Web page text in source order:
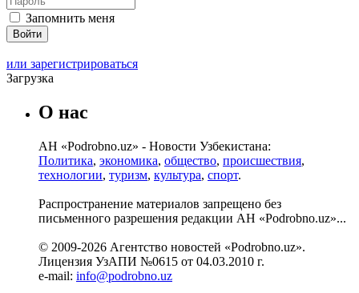
Запомнить меня
или зарегистрироваться
Загрузка
О нас
АН «Podrobno.uz» - Новости Узбекистана:
Политика, экономика, общество, происшествия,
технологии, туризм, культура, спорт.
Распространение материалов запрещено без
письменного разрешения редакции АН «Podrobno.uz»...
© 2009-2026 Агентство новостей «Podrobno.uz».
Лицензия УзАПИ №0615 от 04.03.2010 г.
e-mail: info@podrobno.uz